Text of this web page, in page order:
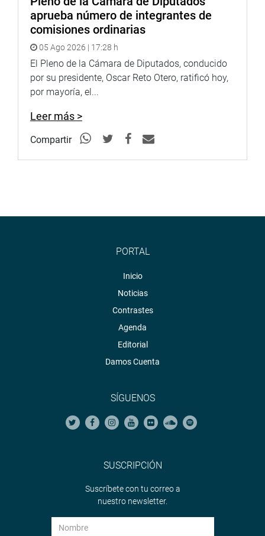
aprueba número de integrantes de
comisiones ordinarias
05 Ago 2026 | 17:28 h
El Pleno de la Cámara de Diputados, conducido
por su presidente, Oscar Reto Otero, ratificó hoy,
por mayoría, el...
Leer más >
Compartir
PORTAL
Inicio
Noticias
Contrastes
Agenda
Editorial
Damos Cuenta
SÍGUENOS
SUSCRIPCIÓN
Suscríbete con tu correo a
nuestro newsletter.